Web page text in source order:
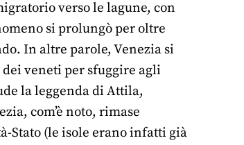
verso le lagune, con
si prolungò per oltre
In altre parole, Venezia si
veneti per sfuggire agli
la leggenda di Attila,
com’è noto, rimase
Stato (le isole erano infatti già